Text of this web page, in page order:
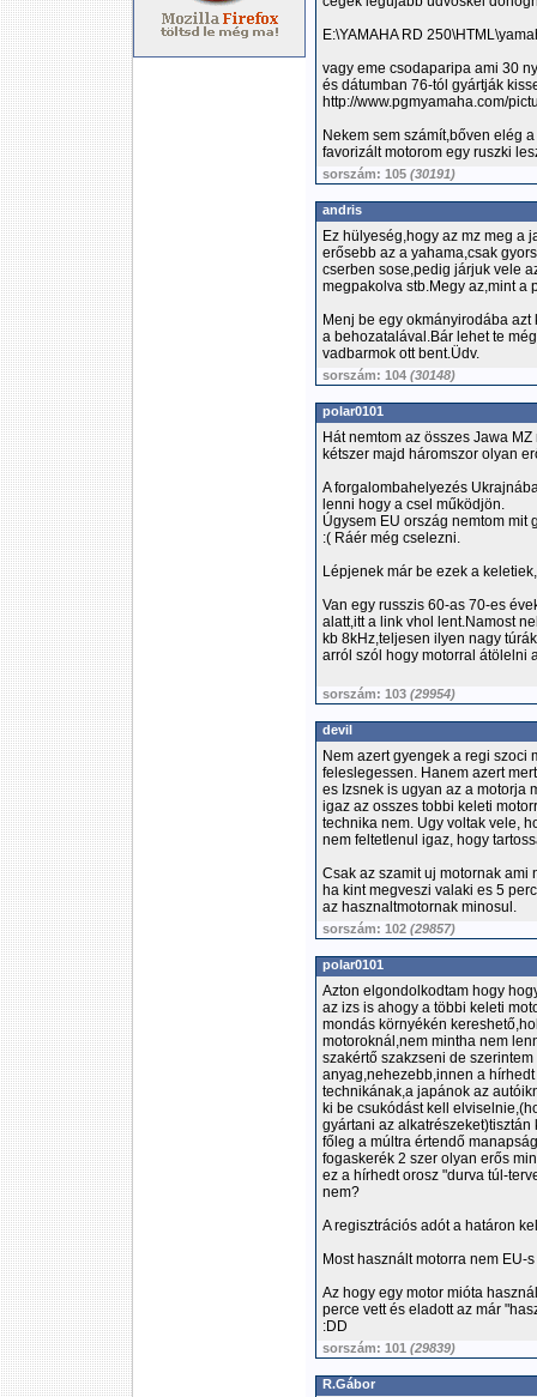
E:\YAMAHA RD
vagy eme csodaparipa ami 30
és dátumban 76-tól gyártják
http://www.pgmyamaha.com/
Nekem sem számít,bőven elég
favorizált motorom egy ruszki
sorszám: 105 (30191)
andris
Ez hülyeség,hogy az mz meg a
erősebb az a yahama,csak
cserben sose,pedig járjuk vele
megpakolva stb.Megy az,mint a
Menj be egy okmányirodába
a behozatalával.Bár lehet te
vadbarmok ott bent.Üdv.
sorszám: 104 (30148)
polar0101
Hát nemtom az összes Jawa
kétszer majd háromszor olyan
A forgalombahelyezés
lenni hogy a csel működjön.
Úgysem EU ország nemtom mit
:( Ráér még cselezni.
Lépjenek már be ezek a
Van egy russzis 60-as 70-es
alatt,itt a link vhol lent.Namost
kb 8kHz,teljesen ilyen nagy
arról szól hogy motorral átölelni
sorszám: 103 (29954)
devil
Nem azert gyengek a regi szoci
feleslegessen. Hanem azert
es Izsnek is ugyan az a motorja
igaz az osszes tobbi keleti
technika nem. Ugy voltak vele,
nem feltetlenul igaz, hogy
Csak az szamit uj motornak
ha kint megveszi valaki es 5
az hasznaltmotornak minosul.
sorszám: 102 (29857)
polar0101
Azton elgondolkodtam hogy
az izs is ahogy a többi keleti
mondás környékén
motoroknál,nem mintha nem
szakértő szakzseni de
anyag,nehezebb,innen a
technikának,a japánok az
ki be csukódást kell
gyártani az
főleg a múltra értendő
fogaskerék 2 szer olyan erős
ez a hírhedt orosz "durva túl-
nem?
A regisztrációs adót a határon
Most használt motorra nem EU-
Az hogy egy motor mióta
perce vett és eladott az már
:DD
sorszám: 101 (29839)
R.Gábor